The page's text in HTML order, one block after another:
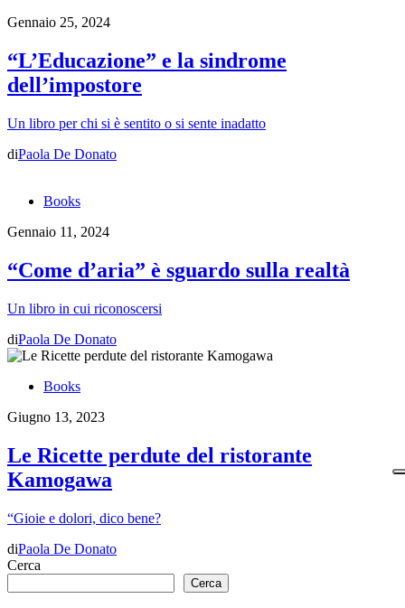
Gennaio 25, 2024
“L’Educazione” e la sindrome
dell’impostore
Un libro per chi si è sentito o si sente inadatto
diPaola De Donato
Books
Gennaio 11, 2024
“Come d’aria” è sguardo sulla realtà
Un libro in cui riconoscersi
diPaola De Donato
Books
Giugno 13, 2023
Le Ricette perdute del ristorante
Kamogawa
“Gioie e dolori, dico bene?
diPaola De Donato
Cerca
Cerca